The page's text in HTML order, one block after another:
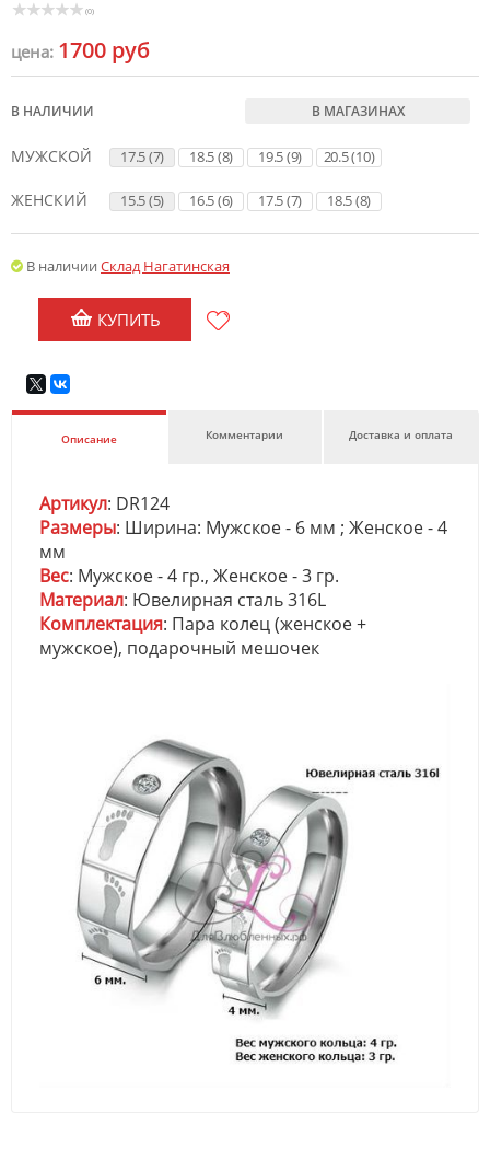
(0)
цена: 1700 руб
В НАЛИЧИИ В МАГАЗИНАХ
МУЖСКОЙ 17.5 (7) 18.5 (8) 19.5 (9) 20.5 (10)
ЖЕНСКИЙ 15.5 (5) 16.5 (6) 17.5 (7) 18.5 (8)
В наличии Склад Нагатинская
КУПИТЬ
Описание Комментарии Доставка и оплата
Артикул: DR124
Размеры: Ширина: Мужское - 6 мм ; Женское - 4
мм
Вес: Мужское - 4 гр., Женское - 3 гр.
Материал: Ювелирная сталь 316L
Комплектация: Пара колец (женское +
мужское), подарочный мешочек